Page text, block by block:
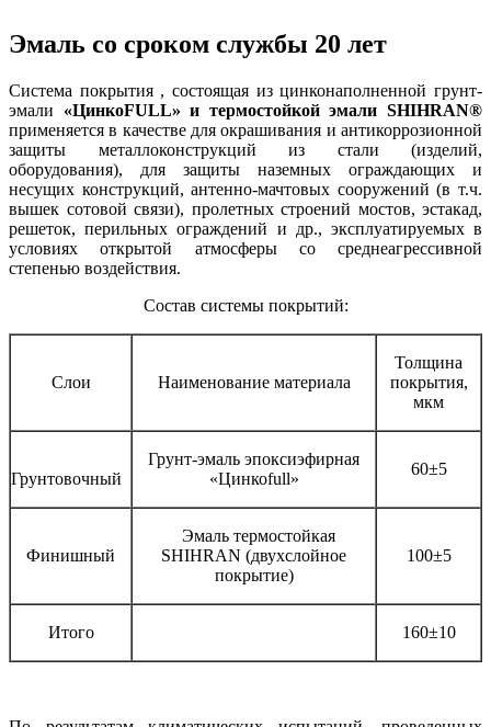
Эмаль со сроком службы 20 лет
Система покрытия , состоящая из цинконаполненной грунт-
эмали «ЦинкоFULL» и термостойкой эмали SHIHRAN®
применяется в качестве для окрашивания и антикоррозионной
защиты металлоконструкций из стали (изделий,
оборудования), для защиты наземных ограждающих и
несущих конструкций, антенно-мачтовых сооружений (в т.ч.
вышек сотовой связи), пролетных строений мостов, эстакад,
решеток, перильных ограждений и др., эксплуатируемых в
условиях открытой атмосферы со среднеагрессивной
степенью воздействия.
Состав системы покрытий:
Слои Наименование материала
Толщина
покрытия,
мкм
Грунтовочный
Грунт-эмаль эпоксиэфирная
«Цинкоfull»
60±5
Финишный
Эмаль термостойкая
SHIHRAN (двухслойное
покрытие)
100±5
Итого 160±10